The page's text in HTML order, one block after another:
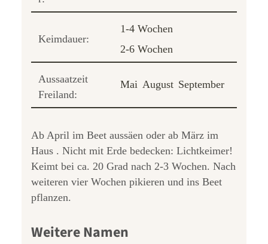
Keimdauer:
1-4 Wochen
2-6 Wochen
Aussaatzeit
Freiland:
Mai August September
Ab April im Beet aussäen oder ab März im
Haus . Nicht mit Erde bedecken: Lichtkeimer!
Keimt bei ca. 20 Grad nach 2-3 Wochen. Nach
weiteren vier Wochen pikieren und ins Beet
pflanzen.
Weitere Namen